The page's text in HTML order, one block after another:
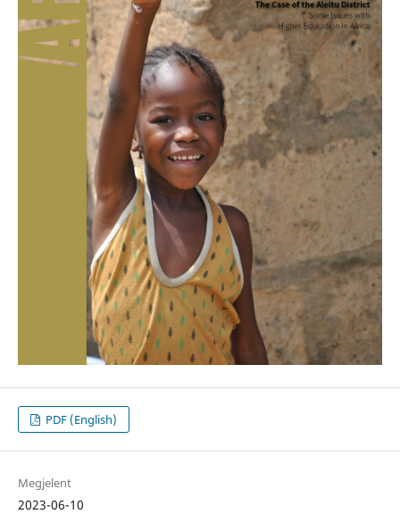
PDF (English)
Megjelent
2023-06-10